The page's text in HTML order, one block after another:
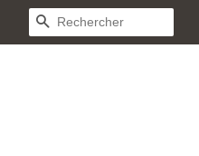
RECHERCHE